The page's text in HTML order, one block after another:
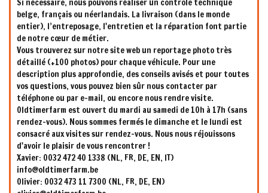
Si nécessaire, nous pouvons réaliser un contrôle technique
belge, français ou néerlandais. La livraison (dans le monde
entier), l’entreposage, l'entretien et la réparation font partie
de notre cœur de métier.
Vous trouverez sur notre site web un reportage photo très
détaillé (+100 photos) pour chaque véhicule. Pour une
description plus approfondie, des conseils avisés et pour toutes
vos questions, vous pouvez bien sûr nous contacter par
téléphone ou par e-mail, ou encore nous rendre visite.
Oldtimerfarm est ouvert du mardi au samedi de 10h à 17h (sans
rendez-vous). Nous sommes fermés le dimanche et le lundi est
consacré aux visites sur rendez-vous. Nous nous réjouissons
d'avoir le plaisir de vous rencontrer !
Xavier: 0032 472 40 1338 (NL, FR, DE, EN, IT)
info@oldtimerfarm.be
Olivier: 0032 473 11 7300 (NL, FR, DE, EN)